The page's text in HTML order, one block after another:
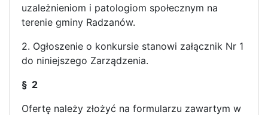
uzależnieniom i patologiom społecznym na
terenie gminy Radzanów.
2. Ogłoszenie o konkursie stanowi załącznik Nr 1
do niniejszego Zarządzenia.
§ 2
Ofertę należy złożyć na formularzu zawartym w